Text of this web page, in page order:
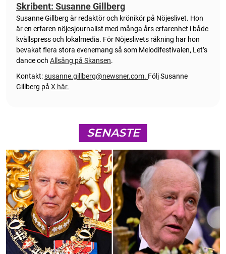
Skribent: Susanne Gillberg
Susanne Gillberg är redaktör och krönikör på Nöjeslivet. Hon
är en erfaren nöjesjournalist med många års erfarenhet i både
kvällspress och lokalmedia. För Nöjeslivets räkning har hon
bevakat flera stora evenemang så som Melodifestivalen, Let’s
dance och Allsång på Skansen.
Kontakt:susanne.gillberg@newsner.com. Följ Susanne
Gillberg på X här.
SENASTE